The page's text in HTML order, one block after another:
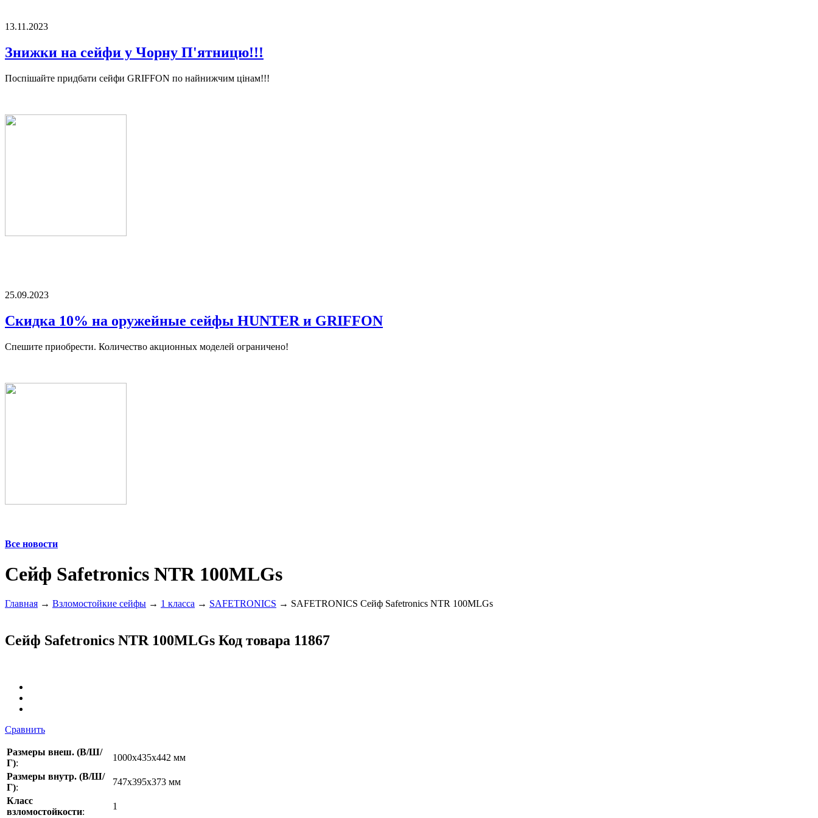
13.11.2023
Знижки на сейфи у Чорну П'ятницю!!!
Поспішайте придбати сейфи GRIFFON по найнижчим цінам!!!
25.09.2023
Скидка 10% на оружейные сейфы HUNTER и GRIFFON
Спешите приобрести. Количество акционных моделей ограничено!
Все новости
Сейф Safetronics NTR 100MLGs
Главная → Взломостойкие сейфы → 1 класса → SAFETRONICS → SAFETRONICS Сейф Safetronics NTR 100MLGs
Сейф Safetronics NTR 100MLGs Код товара 11867
Сравнить
Размеры внеш. (В/Ш/
Г):
1000x435x442 мм
Размеры внутр. (В/Ш/
Г):
747x395x373 мм
Класс
взломостойкости:
1